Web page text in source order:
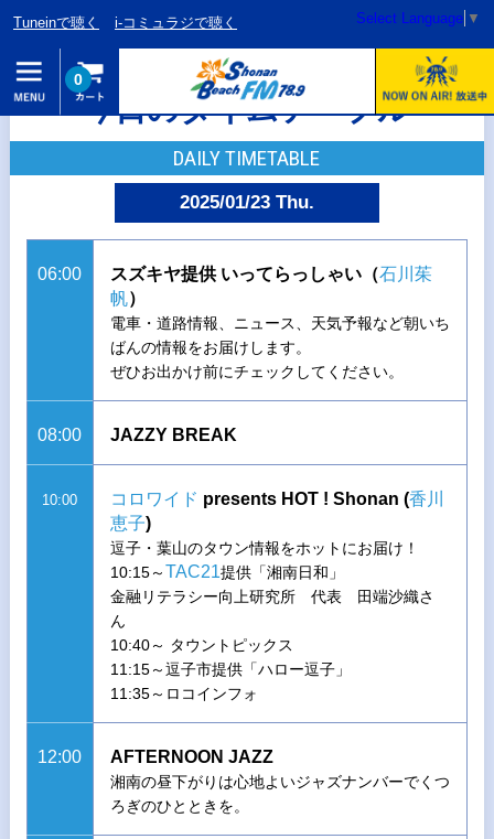
Tuneinで聴く i-コミュラジで聴く Select Language ▼
0
今日のタイムテーブル
DAILY TIMETABLE
2025/01/23 Thu.
06:00 スズキヤ提供 いってらっしゃい（石川茱
帆）
電車・道路情報、ニュース、天気予報など朝いち
ばんの情報をお届けします。
ぜひお出かけ前にチェックしてください。
08:00 JAZZY BREAK
10:00 コロワイド presents HOT ! Shonan (香川
恵子)
逗子・葉山のタウン情報をホットにお届け！
10:15～TAC21提供「湘南日和」
金融リテラシー向上研究所 代表 田端沙織さ
ん
10:40～ タウントピックス
11:15～逗子市提供「ハロー逗子」
11:35～ロコインフォ
12:00 AFTERNOON JAZZ
湘南の昼下がりは心地よいジャズナンバーでくつ
ろぎのひとときを。